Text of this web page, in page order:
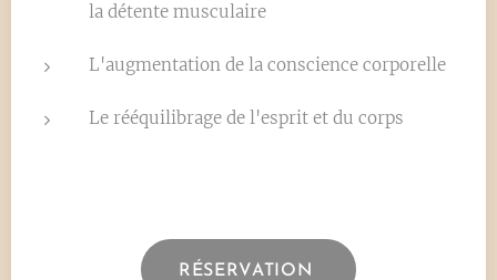
la détente musculaire
L'augmentation de la conscience corporelle
Le rééquilibrage de l'esprit et du corps
RÉSERVATION